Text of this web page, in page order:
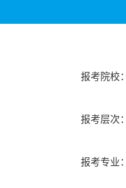
报考院校：
报考层次：
报考专业：